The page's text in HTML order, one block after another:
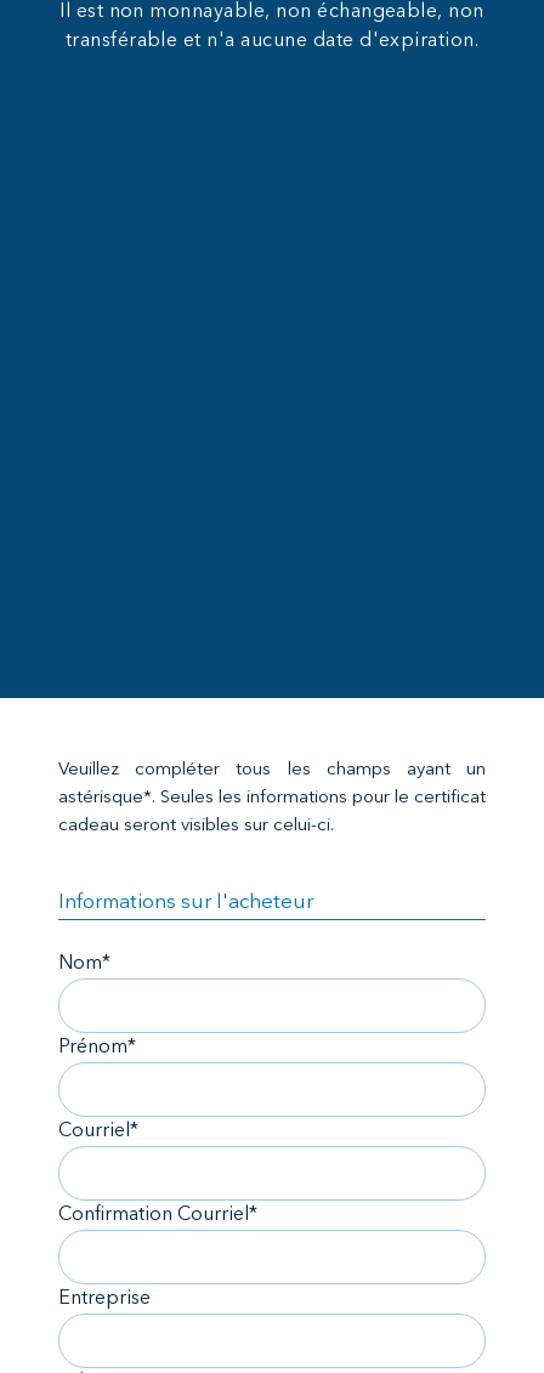
Il est non monnayable, non échangeable, non
transférable et n'a aucune date d'expiration.
Veuillez compléter tous les champs ayant un
astérisque*. Seules les informations pour le certificat
cadeau seront visibles sur celui-ci.
Informations sur l'acheteur
Nom*
Prénom*
Courriel*
Confirmation Courriel*
Entreprise